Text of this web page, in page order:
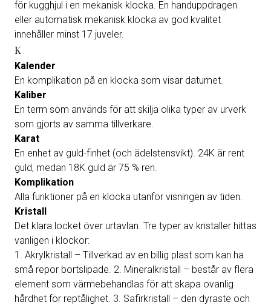
för kugghjul i en mekanisk klocka. En handuppdragen
eller automatisk mekanisk klocka av god kvalitet
innehåller minst 17 juveler.
K
Kalender
En komplikation på en klocka som visar datumet.
Kaliber
En term som används för att skilja olika typer av urverk
som gjorts av samma tillverkare.
Karat
En enhet av guld-finhet (och ädelstensvikt). 24K är rent
guld, medan 18K guld är 75 % ren.
Komplikation
Alla funktioner på en klocka utanför visningen av tiden.
Kristall
Det klara locket över urtavlan. Tre typer av kristaller hittas
vanligen i klockor:
1. Akrylkristall – Tillverkad av en billig plast som kan ha
små repor bortslipade. 2. Mineralkristall – består av flera
element som värmebehandlas för att skapa ovanlig
hårdhet för reptålighet. 3. Safirkristall – den dyraste och